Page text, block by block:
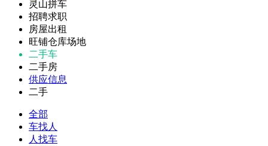
灵山拼车
招聘求职
房屋出租
旺铺仓库场地
二手车
二手房
供应信息
二手
全部
车找人
人找车